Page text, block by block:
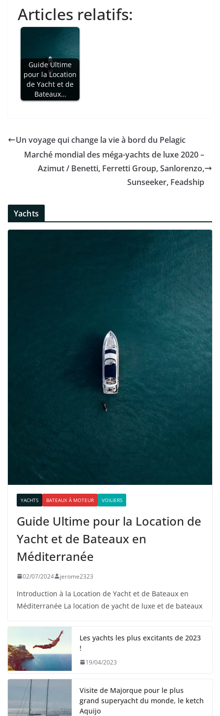
Articles relatifs:
Guide Ultime
pour la Location
de Yacht et de
Bateaux…
Un voyage qui change la vie à bord du Pelagic
Marché mondial des méga-yachts de luxe 2020 –
Azimut / Benetti, Ferretti Group, Sanlorenzo,
Sunseeker, Feadship
Yachts
YACHTS BATEAUX À MOTEUR VOILIERS
Guide Ultime pour la Location de
Yacht et de Bateaux en
Méditerranée
02/07/2024 jerome2323
Introduction à la Location de Yacht et de Bateaux en
Méditerranée La location de yacht de luxe et de bateaux
Les yachts les plus excitants de 2023
!
19/04/2023
Visite de Majorque pour le plus
grand superyacht du monde, le ketch
Aquijo